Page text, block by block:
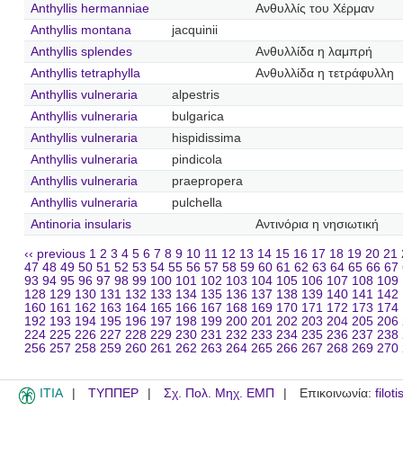
Anthyllis hermanniae
Ανθυλλίς του Χέρμαν
Anthyllis montana
jacquinii
Anthyllis splendes
Ανθυλλίδα η λαμπρή
Anthyllis tetraphylla
Ανθυλλίδα η τετράφυλλη
Anthyllis vulneraria
alpestris
Anthyllis vulneraria
bulgarica
Anthyllis vulneraria
hispidissima
Anthyllis vulneraria
pindicola
Anthyllis vulneraria
praepropera
Anthyllis vulneraria
pulchella
Antinoria insularis
Αντινόρια η νησιωτική
‹‹ previous 1 2 3 4 5 6 7 8 9 10 11 12 13 14 15 16 17 18 19 20 21
47 48 49 50 51 52 53 54 55 56 57 58 59 60 61 62 63 64 65 66 67
93 94 95 96 97 98 99 100 101 102 103 104 105 106 107 108 109
128 129 130 131 132 133 134 135 136 137 138 139 140 141 142
160 161 162 163 164 165 166 167 168 169 170 171 172 173 174
192 193 194 195 196 197 198 199 200 201 202 203 204 205 206
224 225 226 227 228 229 230 231 232 233 234 235 236 237 238
256 257 258 259 260 261 262 263 264 265 266 267 268 269 270
ITIA ΤΥΠΠΕΡ Σχ. Πολ. Μηχ. ΕΜΠ Επικοινωνία: